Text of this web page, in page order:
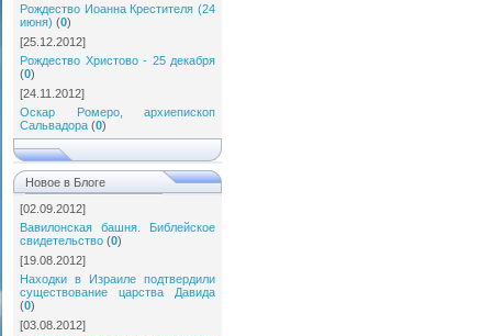
Рождество Иоанна Крестителя (24
июня) (0)
[25.12.2012]
Рождество Христово - 25 декабря
(0)
[24.11.2012]
Оскар Ромеро, архиепископ
Сальвадора (0)
Новое в Блоге
[02.09.2012]
Вавилонская башня. Библейское
свидетельство (0)
[19.08.2012]
Находки в Израиле подтвердили
существование царства Давида
(0)
[03.08.2012]